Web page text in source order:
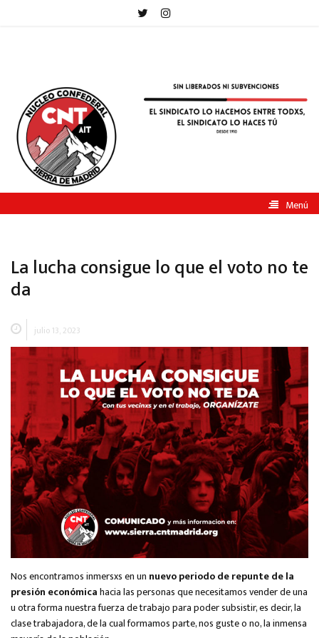
CNT-
AIT
Menú
La lucha consigue lo que el voto no te
da
julio 13, 2023
Nos encontramos inmersxs en un nuevo periodo de repunte de la
presión económicahacia las personas que necesitamos vender de una
u otra forma nuestra fuerza de trabajo para poder subsistir, es decir, la
clase trabajadora, de la cual formamos parte, nos guste o no, la inmensa